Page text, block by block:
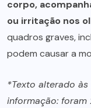
corpo,
ou irritação nos
quadros graves,
podem causar a
*Texto alterado
informação: foram